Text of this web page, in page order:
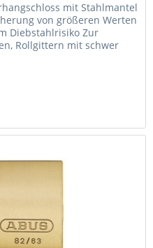
mit Stahlmantel
von größeren Werten
Diebstahlrisiko Zur
Rollgittern mit schwer